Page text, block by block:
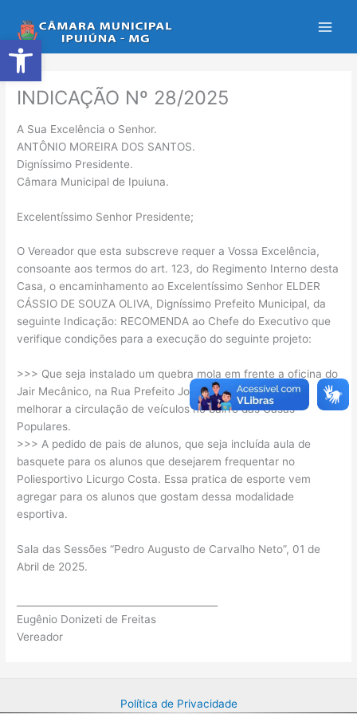
Abrir a barra de ferramentas
para
o
conteúdo
INDICAÇÃO Nº 28/2025
A Sua Excelência o Senhor.
ANTÔNIO MOREIRA DOS SANTOS.
Digníssimo Presidente.
Câmara Municipal de Ipuiuna.
Excelentíssimo Senhor Presidente;
O Vereador que esta subscreve requer a Vossa Excelência,
consoante aos termos do art. 123, do Regimento Interno desta
Casa, o encaminhamento ao Excelentíssimo Senhor ELDER
CÁSSIO DE SOUZA OLIVA, Digníssimo Prefeito Municipal, da
seguinte Indicação: RECOMENDA ao Chefe do Executivo que
verifique condições para a execução do seguinte projeto:
>>> Que seja instalado um quebra mola em frente a oficina do
Jair Mecânico, na Rua Prefeito João Batista Filho, para
melhorar a circulação de veículos no bairro das Casas
Populares.
>>> A pedido de pais de alunos, que seja incluída aula de
basquete para os alunos que desejarem frequentar no
Poliesportivo Licurgo Costa. Essa pratica de esporte vem
agregar para os alunos que gostam dessa modalidade
esportiva.
Sala das Sessões “Pedro Augusto de Carvalho Neto”, 01 de
Abril de 2025.
Eugênio Donizeti de Freitas
Vereador
Política de Privacidade